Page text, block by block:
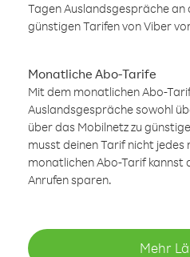
Tagen Auslandsgespräche an
günstigen Tarifen von Viber
Monatliche Abo-Tarife
Mit dem monatlichen Abo-
Auslandsgespräche sowohl
über das Mobilnetz zu
musst deinen Tarif nicht
monatlichen Abo-Tarif kannst
Anrufen sparen.
Mehr